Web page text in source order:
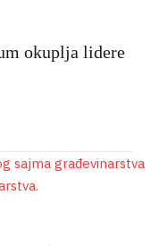
okuplja lidere